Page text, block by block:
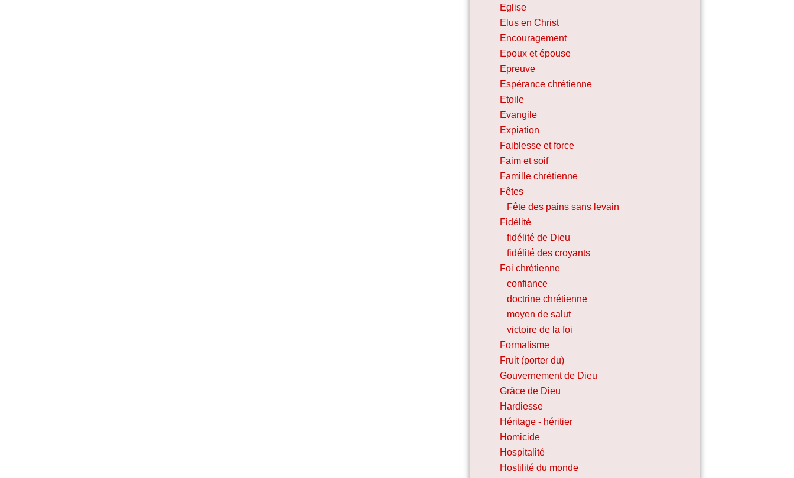
Eglise
Elus en Christ
Encouragement
Epoux et épouse
Epreuve
Espérance chrétienne
Etoile
Evangile
Expiation
Faiblesse et force
Faim et soif
Famille chrétienne
Fêtes
Fête des pains sans levain
Fidélité
fidélité de Dieu
fidélité des croyants
Foi chrétienne
confiance
doctrine chrétienne
moyen de salut
victoire de la foi
Formalisme
Fruit (porter du)
Gouvernement de Dieu
Grâce de Dieu
Hardiesse
Héritage - héritier
Homicide
Hospitalité
Hostilité du monde